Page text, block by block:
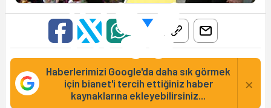
Haberlerimizi Google'da daha sık görmek
için bianet'i tercih ettiğiniz haber
kaynaklarına ekleyebilirsiniz...
×